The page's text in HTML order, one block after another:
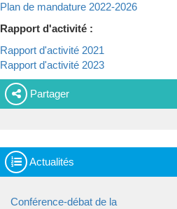
Plan de mandature 2022-2026
Rapport d'activité :
Rapport d'activité 2021
Rapport d'activité 2023
Partager
Actualités
Conférence-débat de la